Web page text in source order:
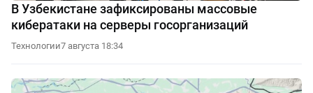
В Узбекистане зафиксированы массовые
кибератаки на серверы госорганизаций
Технологии7 августа 18:34